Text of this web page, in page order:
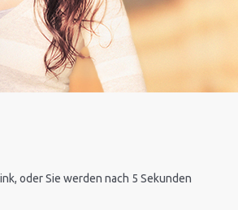
oder Sie werden nach 5 Sekunden